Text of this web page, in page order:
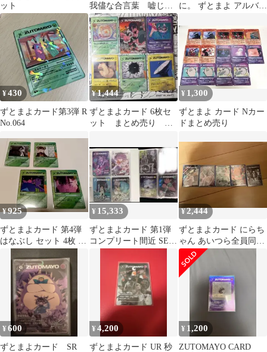
ット
我儘な合言葉 嘘じゃ
ない
に。 ずとまよ アルバム
¥430
ずとまよカード第3弾 R
No.064
¥1,444
ずとまよカード 6枚セ
ット まとめ売り お
¥ 1,300
ずとまよ カード Nカー
ドまとめ売り
¥925
ずとまよカード 第4弾
はなぶし セット 4枚 匿
¥ 15,333
ずとまよカード 第1弾
コンプリート間近 SE付
¥2,444
ずとまよカード にらち
ゃん あいつら全員同窓
会 ハゼ馳せる果てるま
で 他3枚
¥600
ずとまよカード SR
¥4,200
ずとまよカード UR 秒
¥ 1,200
ZUTOMAYO CARD